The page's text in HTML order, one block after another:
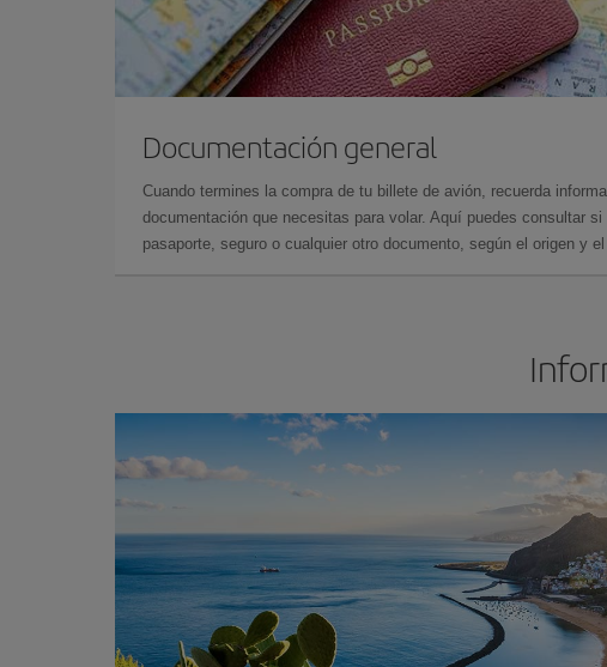
Documentación general
Cuando termines la compra de tu billete de avión, recuerda
documentación que necesitas para volar. Aquí puedes consultar si
pasaporte, seguro o cualquier otro documento, según el origen y